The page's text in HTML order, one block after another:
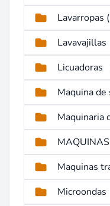
Lavarropas
Lavavajillas
Licuadoras
Maquina de
Maquinas
Microondas